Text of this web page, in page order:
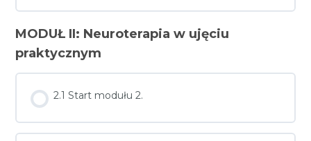
MODUŁ II: Neuroterapia w ujęciu
praktycznym
2.1 Start modułu 2.